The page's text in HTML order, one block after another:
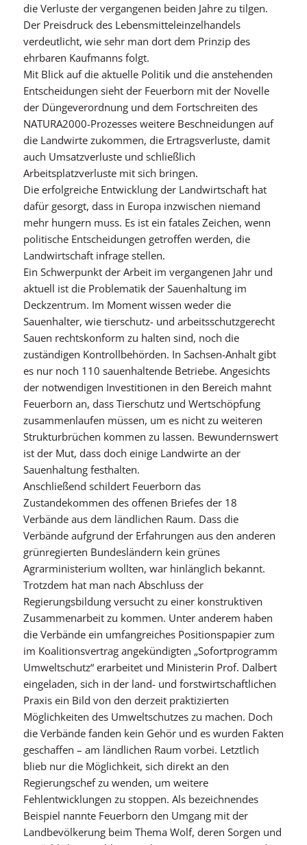
die Verluste der vergangenen beiden Jahre zu tilgen.
Der Preisdruck des Lebensmitteleinzelhandels
verdeutlicht, wie sehr man dort dem Prinzip des
ehrbaren Kaufmanns folgt.
Mit Blick auf die aktuelle Politik und die anstehenden
Entscheidungen sieht der Feuerborn mit der Novelle
der Düngeverordnung und dem Fortschreiten des
NATURA2000-Prozesses weitere Beschneidungen auf
die Landwirte zukommen, die Ertragsverluste, damit
auch Umsatzverluste und schließlich
Arbeitsplatzverluste mit sich bringen.
Die erfolgreiche Entwicklung der Landwirtschaft hat
dafür gesorgt, dass in Europa inzwischen niemand
mehr hungern muss. Es ist ein fatales Zeichen, wenn
politische Entscheidungen getroffen werden, die
Landwirtschaft infrage stellen.
Ein Schwerpunkt der Arbeit im vergangenen Jahr und
aktuell ist die Problematik der Sauenhaltung im
Deckzentrum. Im Moment wissen weder die
Sauenhalter, wie tierschutz- und arbeitsschutzgerecht
Sauen rechtskonform zu halten sind, noch die
zuständigen Kontrollbehörden. In Sachsen-Anhalt gibt
es nur noch 110 sauenhaltende Betriebe. Angesichts
der notwendigen Investitionen in den Bereich mahnt
Feuerborn an, dass Tierschutz und Wertschöpfung
zusammenlaufen müssen, um es nicht zu weiteren
Strukturbrüchen kommen zu lassen. Bewundernswert
ist der Mut, dass doch einige Landwirte an der
Sauenhaltung festhalten.
Anschließend schildert Feuerborn das
Zustandekommen des offenen Briefes der 18
Verbände aus dem ländlichen Raum. Dass die
Verbände aufgrund der Erfahrungen aus den anderen
grünregierten Bundesländern kein grünes
Agrarministerium wollten, war hinlänglich bekannt.
Trotzdem hat man nach Abschluss der
Regierungsbildung versucht zu einer konstruktiven
Zusammenarbeit zu kommen. Unter anderem haben
die Verbände ein umfangreiches Positionspapier zum
im Koalitionsvertrag angekündigten „Sofortprogramm
Umweltschutz“ erarbeitet und Ministerin Prof. Dalbert
eingeladen, sich in der land- und forstwirtschaftlichen
Praxis ein Bild von den derzeit praktizierten
Möglichkeiten des Umweltschutzes zu machen. Doch
die Verbände fanden kein Gehör und es wurden Fakten
geschaffen – am ländlichen Raum vorbei. Letztlich
blieb nur die Möglichkeit, sich direkt an den
Regierungschef zu wenden, um weitere
Fehlentwicklungen zu stoppen. Als bezeichnendes
Beispiel nannte Feuerborn den Umgang mit der
Landbevölkerung beim Thema Wolf, deren Sorgen und